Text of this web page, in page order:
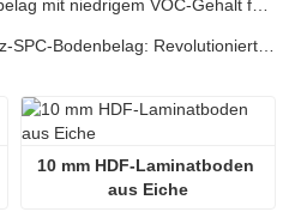
10 mm HDF-Laminatboden
aus Eiche